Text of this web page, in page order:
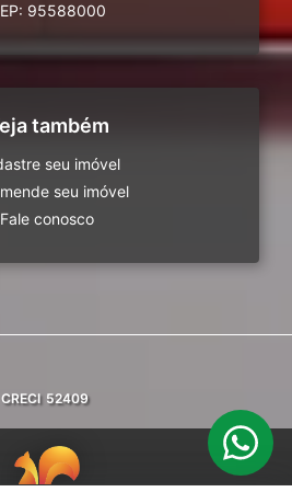
95588000
também
seu imóvel
seu imóvel
Fale conosco
CRECI 52409